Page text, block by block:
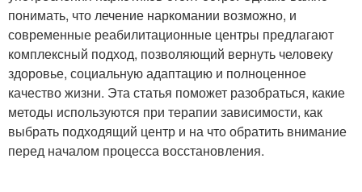
понимать, что лечение наркомании возможно, и
современные реабилитационные центры предлагают
комплексный подход, позволяющий вернуть человеку
здоровье, социальную адаптацию и полноценное
качество жизни. Эта статья поможет разобраться, какие
методы используются при терапии зависимости, как
выбрать подходящий центр и на что обратить внимание
перед началом процесса восстановления.